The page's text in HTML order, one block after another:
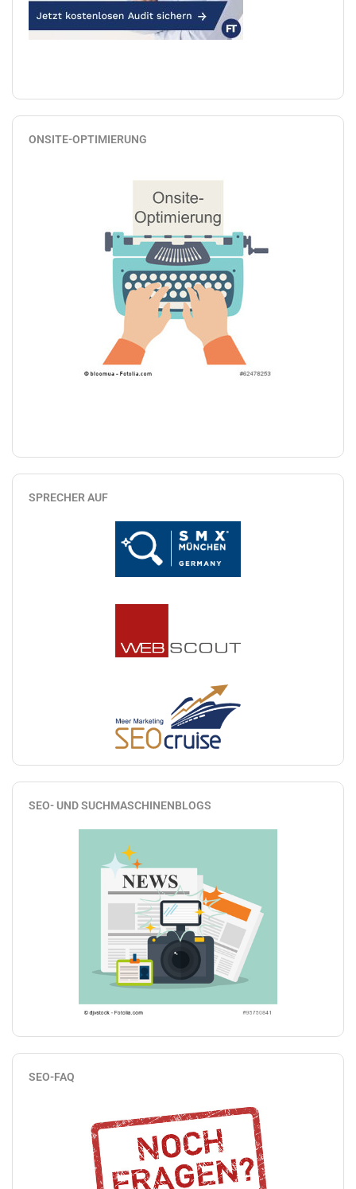
ONSITE-OPTIMIERUNG
SPRECHER AUF
SEO- UND SUCHMASCHINENBLOGS
SEO-FAQ